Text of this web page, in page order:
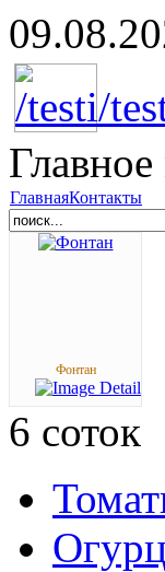
Главное
ГлавнаяКонтакты
Фонтан
6 соток